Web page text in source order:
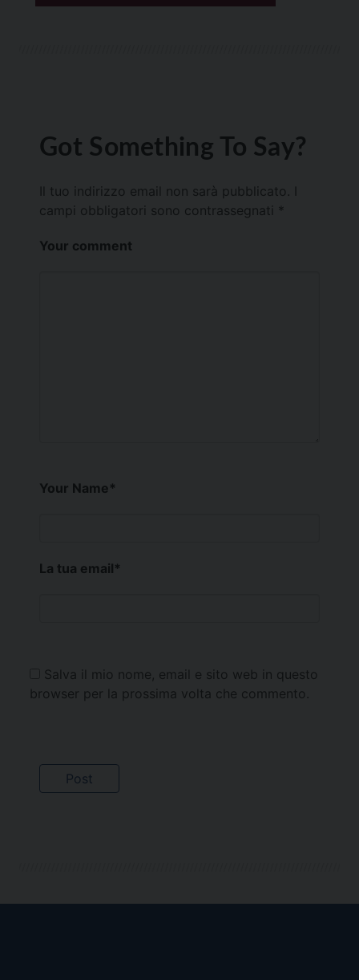
Got Something To Say?
Il tuo indirizzo email non sarà pubblicato.
campi obbligatori sono contrassegnati *
Your comment
Your Name*
La tua email*
Salva il mio nome, email e sito web in questo
browser per la prossima volta che commento.